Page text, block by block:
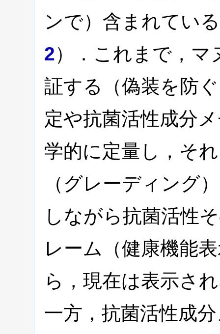
ンで）含まれてい
2）．これまで，マ
証する（偽装を防
定や抗菌活性成分
学的に定量し，そ
（グレーディング
しながら抗菌活性
レーム（健康機能
ら，現在は表示さ
一方，抗菌活性成